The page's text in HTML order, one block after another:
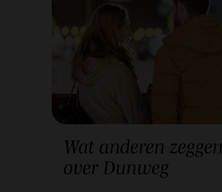
Wat anderen zeggen
over Dunweg